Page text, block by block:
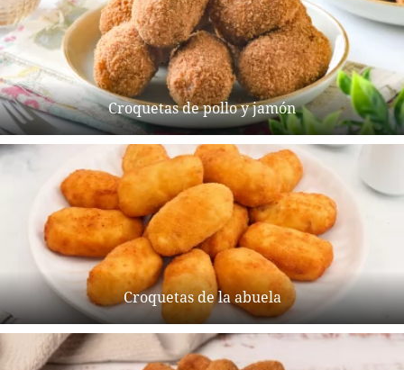
Croquetas de pollo y jamón
Croquetas de la abuela